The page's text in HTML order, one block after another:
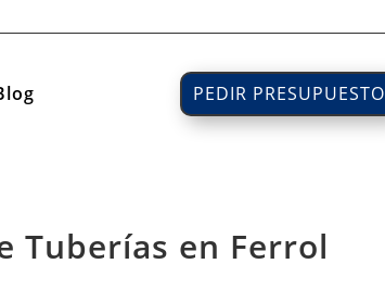
PEDIR PRESUPUESTO
Tuberías en Ferrol